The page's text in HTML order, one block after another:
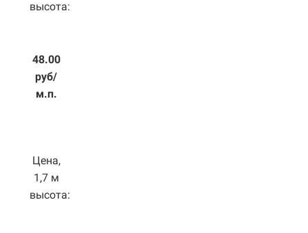
высота:
48.00
руб/
м.п.
Цена,
1,7 м
высота: